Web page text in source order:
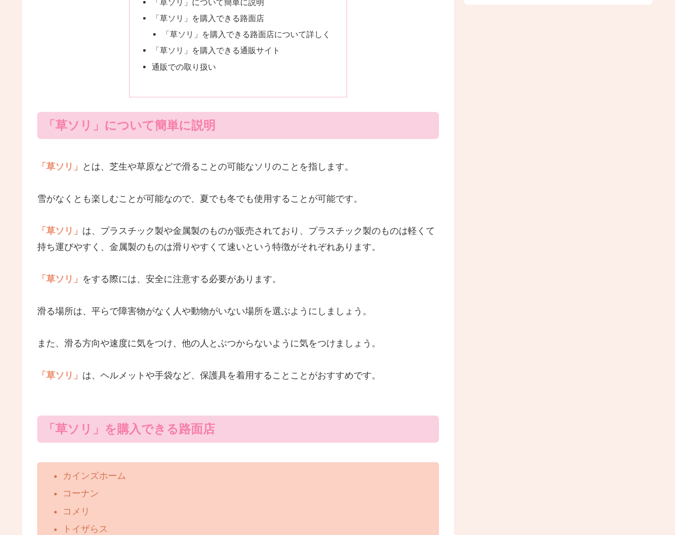
「草ソリ」を購入できる路面店
「草ソリ」を購入できる路面店について詳しく
「草ソリ」を購入できる通販サイト
通販での取り扱い
「草ソリ」について簡単に説明
「草ソリ」 とは、芝生や草原などで滑ることの可能なソリのことを指します。
雪がなくとも楽しむことが可能なので、夏でも冬でも使用することが可能です。
「草ソリ」 は、プラスチック製や金属製のものが販売されており、プラスチック製のものは軽くて
持ち運びやすく、金属製のものは滑りやすくて速いという特徴がそれぞれあります。
「草ソリ」 をする際には、安全に注意する必要があります。
滑る場所は、平らで障害物がなく人や動物がいない場所を選ぶようにしましょう。
また、滑る方向や速度に気をつけ、他の人とぶつからないように気をつけましょう。
「草ソリ」 は、ヘルメットや手袋など、保護具を着用することことがおすすめです。
「草ソリ」を購入できる路面店
カインズホーム
コーナン
コメリ
トイザらス